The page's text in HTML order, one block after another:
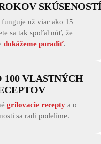
SKÚSENOSTÍ
funguje už viac ako 15
sa tak spoľahnúť, že
dokážeme poradiť.
100 VLASTNÝCH
grilovacie receptya o
sa radi podelíme.